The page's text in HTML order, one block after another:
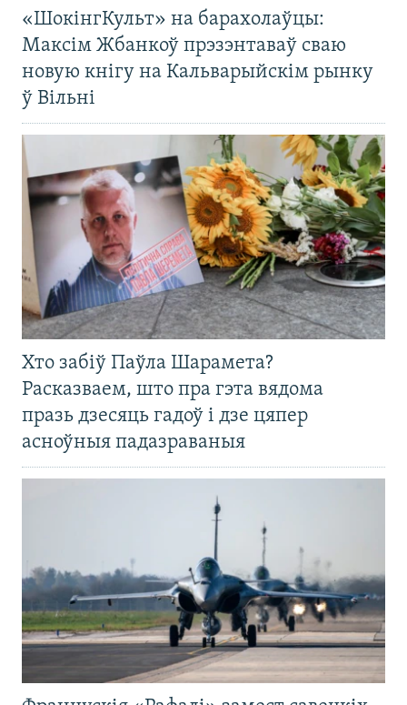
«ШокінгКульт» на барахолаўцы:
Максім Жбанкоў прэзэнтаваў сваю
новую кнігу на Кальварыйскім рынку
ў Вільні
Хто забіў Паўла Шарамета?
Расказваем, што пра гэта вядома
празь дзесяць гадоў і дзе цяпер
асноўныя падазраваныя